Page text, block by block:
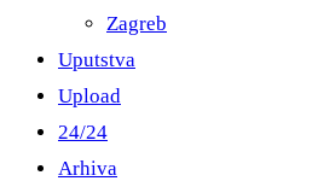
Zagreb
Uputstva
Upload
24/24
Arhiva